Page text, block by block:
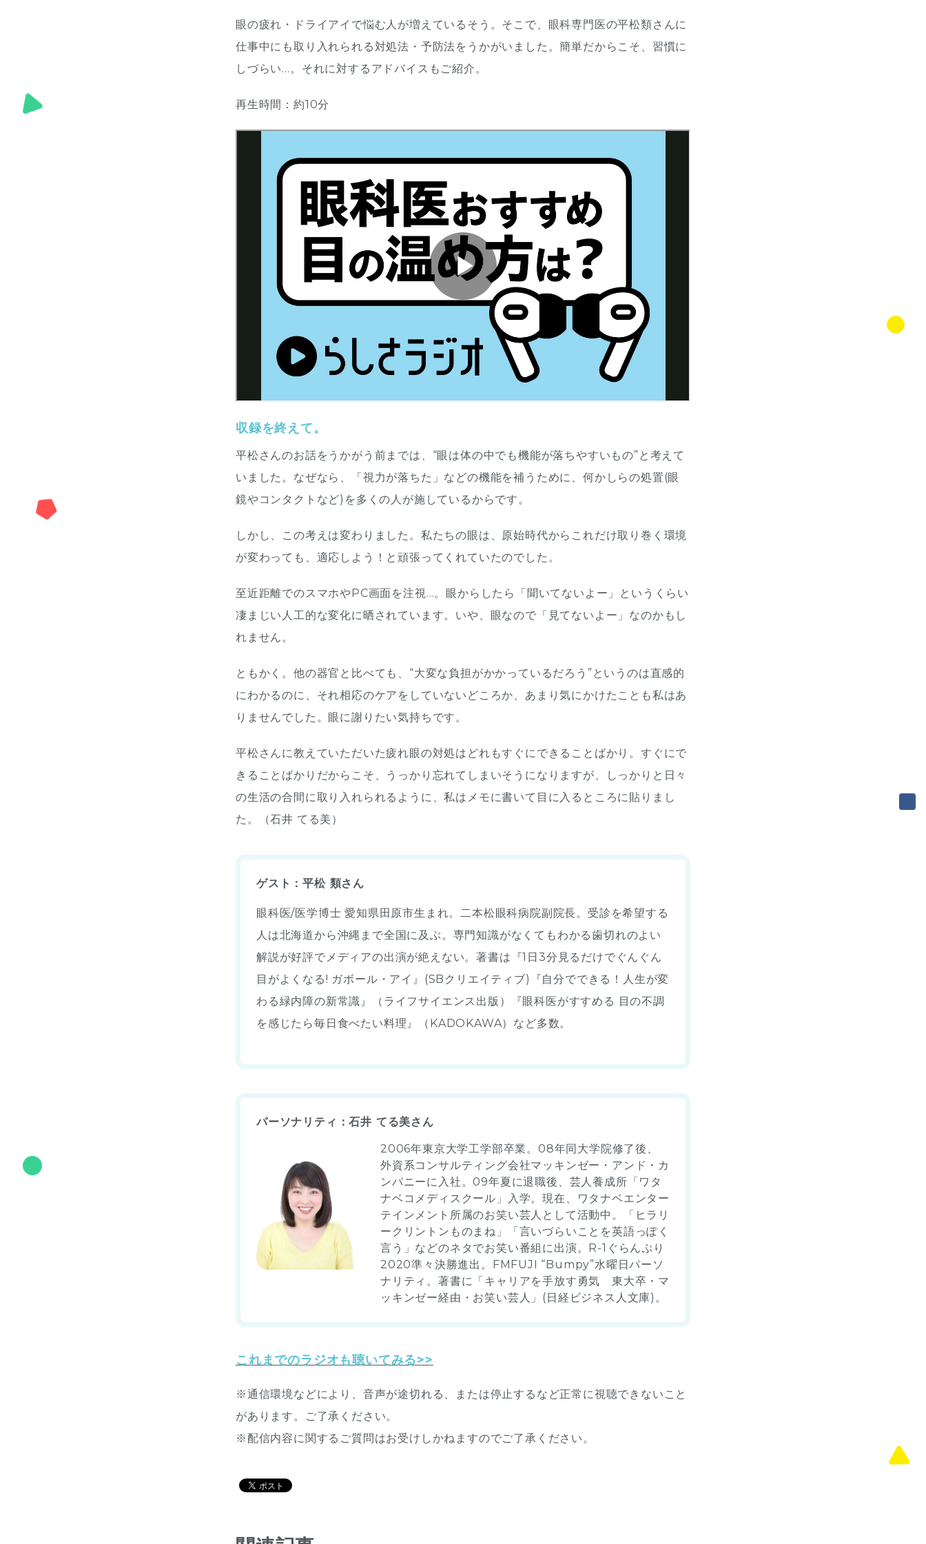
眼の疲れ・ドライアイで悩む人が増えているそう。そこで、眼科専門医の平松類さんに
仕事中にも取り入れられる対処法・予防法をうかがいました。簡単だからこそ、習慣に
しづらい…。それに対するアドバイスもご紹介。
再生時間：約10分
収録を終えて。
平松さんのお話をうかがう前までは、“眼は体の中でも機能が落ちやすいもの”と考えて
いました。なぜなら、「視力が落ちた」などの機能を補うために、何かしらの処置(眼
鏡やコンタクトなど)を多くの人が施しているからです。
しかし、この考えは変わりました。私たちの眼は、原始時代からこれだけ取り巻く環境
が変わっても、適応しよう！と頑張ってくれていたのでした。
至近距離でのスマホやPC画面を注視…。眼からしたら「聞いてないよー」というくらい
凄まじい人工的な変化に晒されています。いや、眼なので「見てないよー」なのかもし
れません。
ともかく。他の器官と比べても、“大変な負担がかかっているだろう”というのは直感的
にわかるのに、それ相応のケアをしていないどころか、あまり気にかけたことも私はあ
りませんでした。眼に謝りたい気持ちです。
平松さんに教えていただいた疲れ眼の対処はどれもすぐにできることばかり。すぐにで
きることばかりだからこそ、うっかり忘れてしまいそうになりますが、しっかりと日々
の生活の合間に取り入れられるように、私はメモに書いて目に入るところに貼りまし
た。（石井 てる美）
ゲスト：平松 類さん
眼科医/医学博士 愛知県田原市生まれ。二本松眼科病院副院長。受診を希望する
人は北海道から沖縄まで全国に及ぶ。専門知識がなくてもわかる歯切れのよい
解説が好評でメディアの出演が絶えない。著書は『1日3分見るだけでぐんぐん
目がよくなる! ガボール・アイ』(SBクリエイティブ)『自分でできる！人生が変
わる緑内障の新常識』（ライフサイエンス出版）『眼科医がすすめる 目の不調
を感じたら毎日食べたい料理』（KADOKAWA）など多数。
パーソナリティ：石井 てる美さん
2006年東京大学工学部卒業。08年同大学院修了後、
外資系コンサルティング会社マッキンゼー・アンド・カ
ンパニーに入社。09年夏に退職後、芸人養成所「ワタ
ナベコメディスクール」入学。現在、ワタナベエンター
テインメント所属のお笑い芸人として活動中。「ヒラリ
ークリントンものまね」「言いづらいことを英語っぽく
言う」などのネタでお笑い番組に出演。R-1ぐらんぷり
2020準々決勝進出。FMFUJI “Bumpy”水曜日パーソ
ナリティ。著書に「キャリアを手放す勇気 東大卒・マ
ッキンゼー経由・お笑い芸人」(日経ビジネス人文庫)。
これまでのラジオも聴いてみる>>
※通信環境などにより、音声が途切れる、または停止するなど正常に視聴できないこと
があります。ご了承ください。
※配信内容に関するご質問はお受けしかねますのでご了承ください。